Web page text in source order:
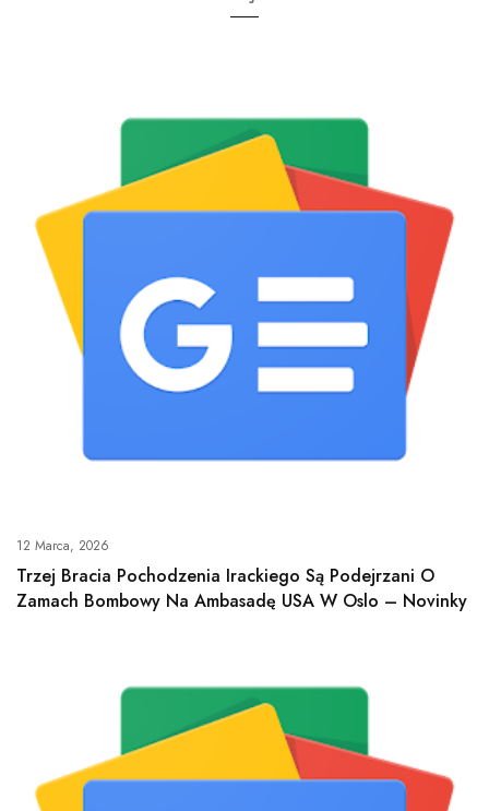
12 Marca, 2026
Trzej Bracia Pochodzenia Irackiego Są Podejrzani O
Zamach Bombowy Na Ambasadę USA W Oslo – Novinky